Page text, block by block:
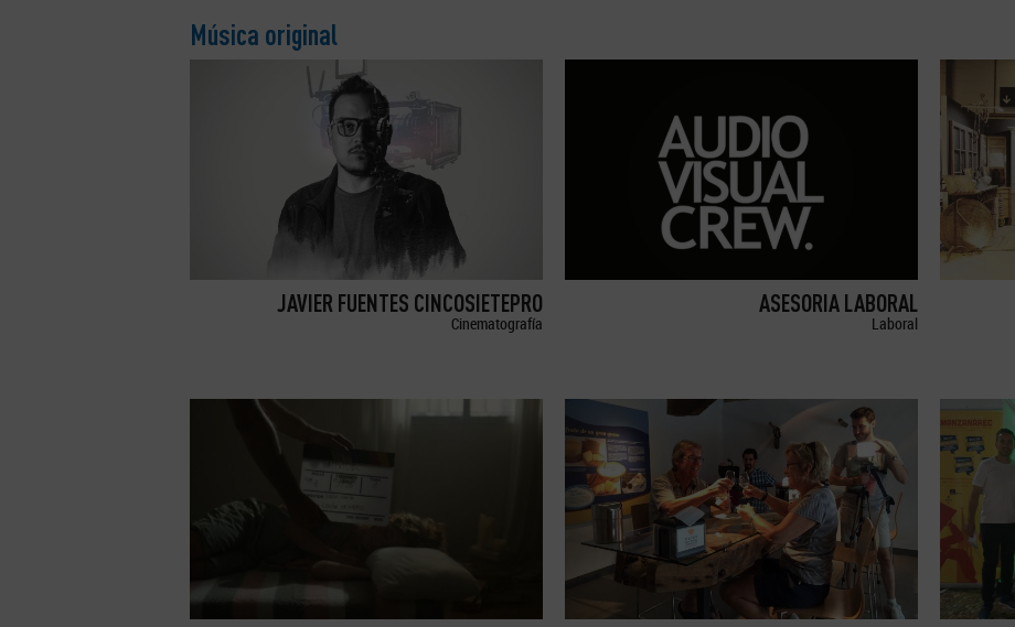
Música original
JAVIER FUENTES CINCOSIETEPRO
Cinematografía
ASESORIA LABORAL
Laboral